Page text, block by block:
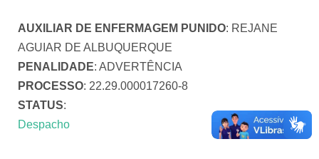
AUXILIAR DE ENFERMAGEM PUNIDO: REJANE
AGUIAR DE ALBUQUERQUE
PENALIDADE: ADVERTÊNCIA
PROCESSO: 22.29.000017260-8
STATUS:
Despacho